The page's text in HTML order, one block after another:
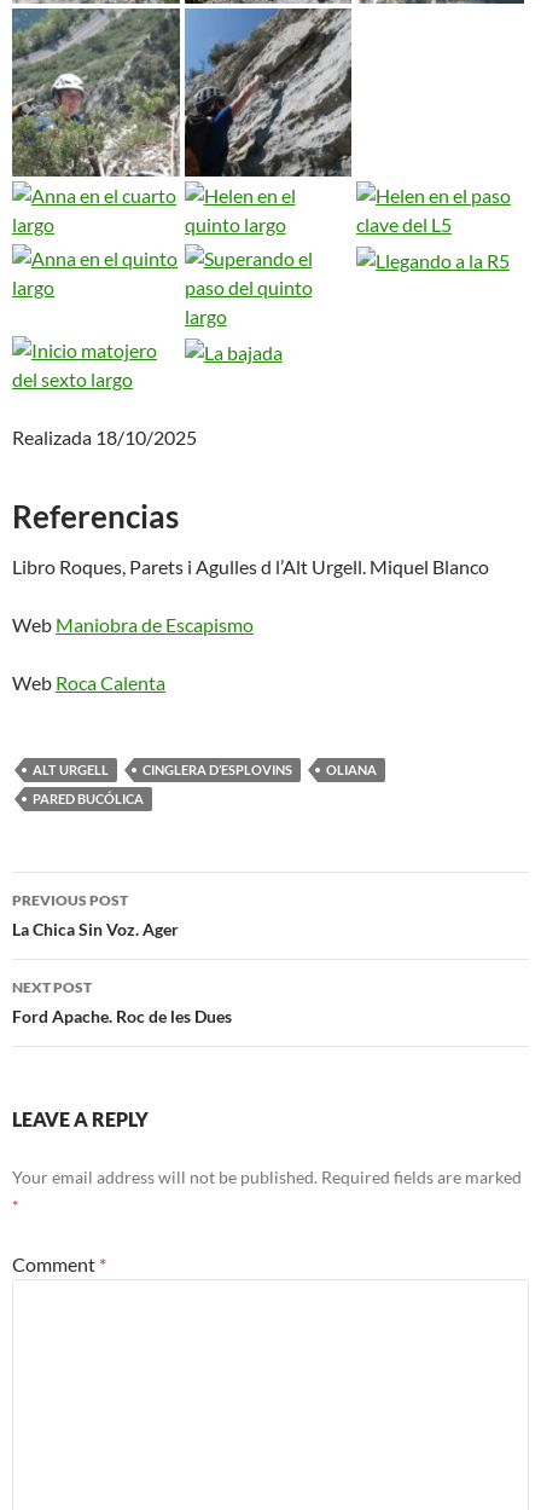
Realizada 18/10/2025
Referencias
Libro Roques, Parets i Agulles d l’Alt Urgell. Miquel Blanco
Web Maniobra de Escapismo
Web Roca Calenta
ALT URGELL CINGLERA D’ESPLOVINS
OLIANA
PARED BUCÓLICA
Post
navigation
PREVIOUS POST
La Chica Sin Voz. Ager
NEXT POST
Ford Apache. Roc de les Dues
LEAVE A REPLY
Your email address will not be published. Required fields are marked
*
Comment *